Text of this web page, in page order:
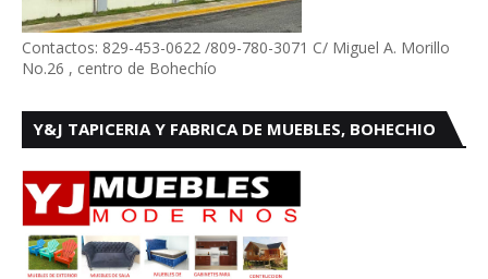
Contactos: 829-453-0622 /809-780-3071 C/ Miguel A. Morillo
No.26 , centro de Bohechío
Y&J TAPICERIA Y FABRICA DE MUEBLES, BOHECHIO